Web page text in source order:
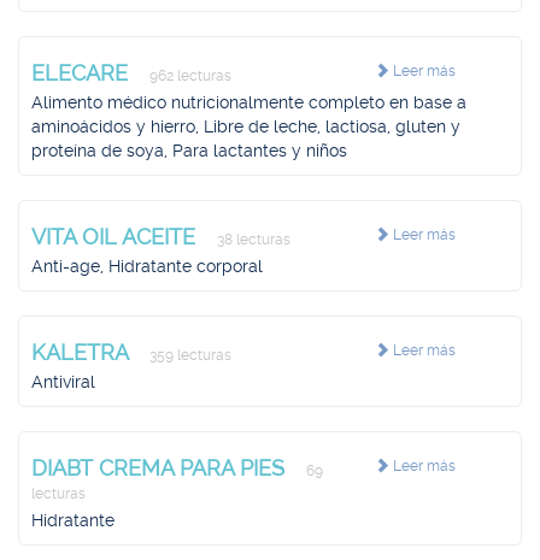
Leer más
ELECARE 962 lecturas
Alimento médico nutricionalmente completo en base a
aminoácidos y hierro, Libre de leche, lactiosa, gluten y
proteína de soya, Para lactantes y niños
Leer más
VITA OIL ACEITE 38 lecturas
Anti-age, Hidratante corporal
Leer más
KALETRA 359 lecturas
Antiviral
Leer más
DIABT CREMA PARA PIES
69
lecturas
Hidratante